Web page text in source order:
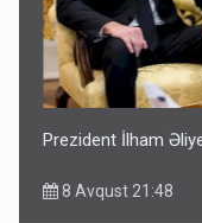
Prezident İlham
8 Avqust 21:48